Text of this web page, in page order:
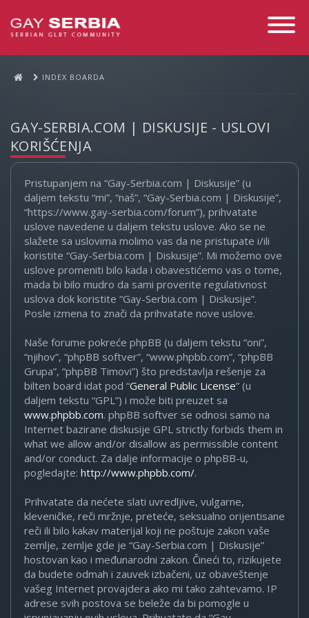
Toggle
INDEX BOARDA
GAY-SERBIA.COM | DISKUSIJE - USLOVI
KORIŠĆENJA
Pristupanjem na “Gay-Serbia.com | Diskusije” (u
daljem tekstu “mi”, “naš”, “Gay-Serbia.com | Diskusije”,
“https://www.gay-serbia.com/forum”), prihvatate
uslove navedene u daljem tekstu uslove. Ako se ne
slažete sa uslovima molimo vas da ne pristupate i/ili
koristite “Gay-Serbia.com | Diskusije”. Mi možemo ove
uslove promeniti bilo kada i obavestićemo vas o tome,
mada bi bilo mudro da sami proverite regulativnost
uslova dok koristite “Gay-Serbia.com | Diskusije”.
Posle izmena to znači da prihvatate nove uslove.
Naše forume pokreće phpBB (u daljem tekstu “oni”,
“njihov”, “phpBB softver”, “www.phpbb.com”, “phpBB
Grupa”, “phpBB Timovi”) što predstavlja rešenje za
bilten board idat pod “General Public License” (u
daljem tekstu “GPL”) i može biti preuzet sa
www.phpbb.com. phpBB softver se odnosi samo na
Internet bazirane diskusije GPL strictly forbids them in
what we allow and/or disallow as permissible content
and/or conduct. Za dalje informacije o phpBB-u,
pogledajte: http://www.phpbb.com/.
Prihvatate da nećete slati uvredljive, vulgarne,
kleveničke, reči mržnje, preteće, seksualno orijentisane
reči ili bilo kakav materijal koji ne poštuje zakon vaše
zemlje, zemlje gde je “Gay-Serbia.com | Diskusije”
hostovan kao i međunarodni zakon. Čineći to, rizikujete
da budete odmah i zauvek izbačeni, uz obaveštenje
vašeg Internet provajdera ako mi tako zahtevamo. IP
adrese svih postova se beleže da bi pomogle u